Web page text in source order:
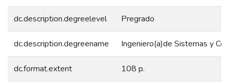
dc.description.degreelevel Pregrado
dc.description.degreename Ingeniero(a)de Sistemas y
dc.format.extent 108 p.